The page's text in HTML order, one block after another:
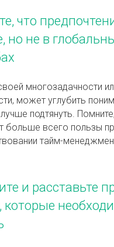
что
но не в
многозадачности
может углубить
подтянуть.
больше всего пользы
тайм-
и расставьте
которые